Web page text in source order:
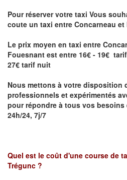
Pour réserver votre taxi Vous
coute un taxi entre Concarneau
Le prix moyen en taxi entre
Fouesnant est entre 16€ - 19€
27€ tarif nuit
Nous mettons à votre disposition
professionnels et expérimentés
pour répondre à tous vos
24h/24, 7j/7
Quel est le coût d'une course de
Trégunc ?